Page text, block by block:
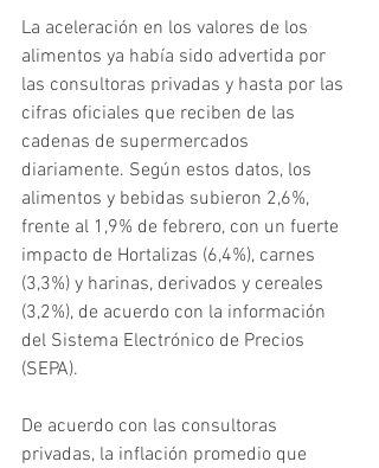
La aceleración en los valores de los
alimentos ya había sido advertida por
las consultoras privadas y hasta por las
cifras oficiales que reciben de las
cadenas de supermercados
diariamente. Según estos datos, los
alimentos y bebidas subieron 2,6%,
frente al 1,9% de febrero, con un fuerte
impacto de Hortalizas (6,4%), carnes
(3,3%) y harinas, derivados y cereales
(3,2%), de acuerdo con la información
del Sistema Electrónico de Precios
(SEPA).
De acuerdo con las consultoras
privadas, la inflación promedio que